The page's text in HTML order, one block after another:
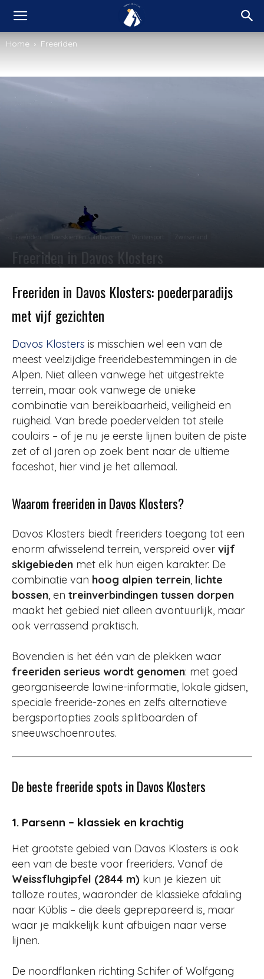
Home Freeriden
Freeriden Toerskiën en splitboarden
Freeriden in Davos Klosters
Freeriden in Davos Klosters: poederparadijs
met vijf gezichten
Davos Klosters is misschien wel een van de
meest veelzijdige freeridebestemmingen in de
Alpen. Niet alleen vanwege het uitgestrekte
terrein, maar ook vanwege de unieke
combinatie van bereikbaarheid, veiligheid en
ruigheid. Van brede poedervelden tot steile
couloirs – of je nu je eerste lijnen buiten de piste
zet of al jaren op zoek bent naar de ultieme
faceshot, hier vind je het allemaal.
Waarom freeriden in Davos Klosters?
Davos Klosters biedt freeriders toegang tot een
enorm afwisselend terrein, verspreid over vijf
skigebieden met elk hun eigen karakter. De
combinatie van hoog alpien terrein, lichte
bossen, en treinverbindingen tussen dorpen
maakt het gebied niet alleen avontuurlijk, maar
ook verrassend praktisch.
Bovendien is het één van de plekken waar
freeriden serieus wordt genomen: met goed
georganiseerde lawine-informatie, lokale gidsen,
speciale freeride-zones en zelfs alternatieve
bergsportopties zoals splitboarden of
sneeuwschoenroutes.
De beste freeride spots in Davos Klosters
1. Parsenn – klassiek en krachtig
Het grootste gebied van Davos Klosters is ook
een van de beste voor freeriders. Vanaf de
Weissfluhgipfel (2844 m) kun je kiezen uit
talloze routes, waaronder de klassieke afdaling
naar Küblis – die deels geprepareerd is, maar
waar je makkelijk kunt afbuigen naar verse
lijnen.
De noordflanken richting Schifer of Wolfgang